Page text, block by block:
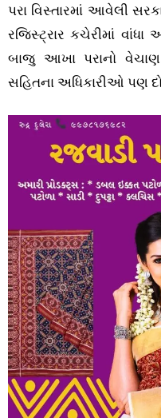
પરા વિસ્તારમાં આવેલી
રજિસ્ટ્રાર કચેરીમાં
બાજુ આખા પરાનો
સહિતના અધિકારીઓ પણ